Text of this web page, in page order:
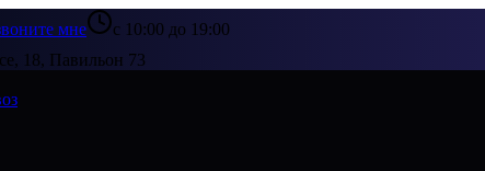
мне
с 10:00 до 19:00
18, Павильон 73